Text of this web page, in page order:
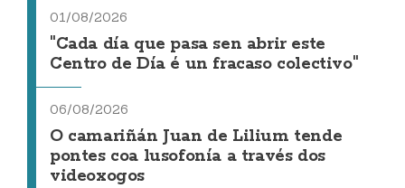
01/08/2026
"Cada día que pasa sen abrir este
Centro de Día é un fracaso colectivo"
06/08/2026
O camariñán Juan de Lilium tende
pontes coa lusofonía a través dos
videoxogos